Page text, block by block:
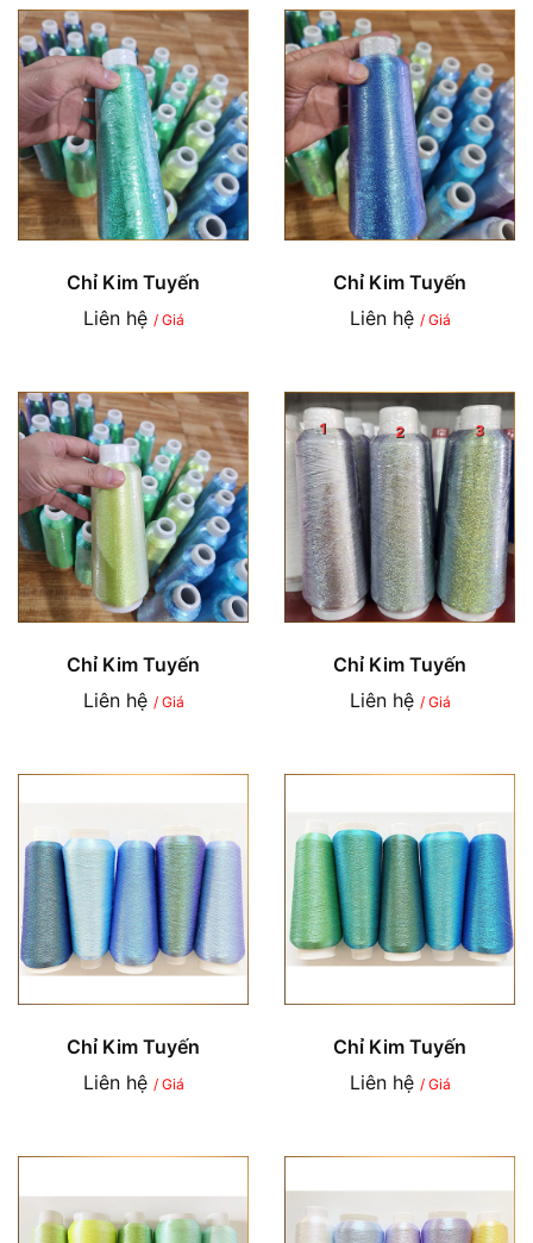
Chỉ Kim Tuyến
Liên hệ / Giá
Chỉ Kim Tuyến
Liên hệ / Giá
Chỉ Kim Tuyến
Liên hệ / Giá
Chỉ Kim Tuyến
Liên hệ / Giá
Chỉ Kim Tuyến
Liên hệ / Giá
Chỉ Kim Tuyến
Liên hệ / Giá